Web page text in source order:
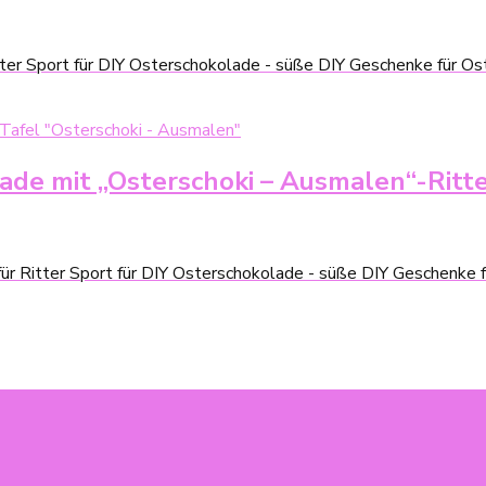
Sport für DIY Osterschokolade - süße DIY Geschenke für
mit „Osterschoki – Ausmalen“-
Ritter Sport für DIY Osterschokolade - süße DIY Geschenke